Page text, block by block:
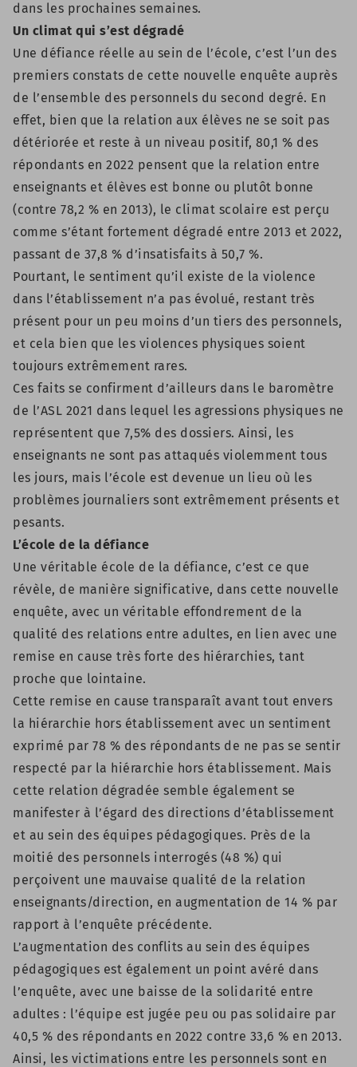
dans les prochaines semaines.
Un climat qui s’est dégradé
Une défiance réelle au sein de l’école, c’est l’un des
premiers constats de cette nouvelle enquête auprès
de l’ensemble des personnels du second degré. En
effet, bien que la relation aux élèves ne se soit pas
détériorée et reste à un niveau positif, 80,1 % des
répondants en 2022 pensent que la relation entre
enseignants et élèves est bonne ou plutôt bonne
(contre 78,2 % en 2013), le climat scolaire est perçu
comme s’étant fortement dégradé entre 2013 et 2022,
passant de 37,8 % d’insatisfaits à 50,7 %.
Pourtant, le sentiment qu’il existe de la violence
dans l’établissement n’a pas évolué, restant très
présent pour un peu moins d’un tiers des personnels,
et cela bien que les violences physiques soient
toujours extrêmement rares.
Ces faits se confirment d’ailleurs dans le baromètre
de l’ASL 2021 dans lequel les agressions physiques ne
représentent que 7,5% des dossiers. Ainsi, les
enseignants ne sont pas attaqués violemment tous
les jours, mais l’école est devenue un lieu où les
problèmes journaliers sont extrêmement présents et
pesants.
L’école de la défiance
Une véritable école de la défiance, c’est ce que
révèle, de manière significative, dans cette nouvelle
enquête, avec un véritable effondrement de la
qualité des relations entre adultes, en lien avec une
remise en cause très forte des hiérarchies, tant
proche que lointaine.
Cette remise en cause transparaît avant tout envers
la hiérarchie hors établissement avec un sentiment
exprimé par 78 % des répondants de ne pas se sentir
respecté par la hiérarchie hors établissement. Mais
cette relation dégradée semble également se
manifester à l’égard des directions d’établissement
et au sein des équipes pédagogiques. Près de la
moitié des personnels interrogés (48 %) qui
perçoivent une mauvaise qualité de la relation
enseignants/direction, en augmentation de 14 % par
rapport à l’enquête précédente.
L’augmentation des conflits au sein des équipes
pédagogiques est également un point avéré dans
l’enquête, avec une baisse de la solidarité entre
adultes : l’équipe est jugée peu ou pas solidaire par
40,5 % des répondants en 2022 contre 33,6 % en 2013.
Ainsi, les victimations entre les personnels sont en